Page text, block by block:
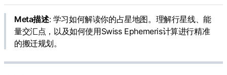
Meta描述: 学习如何解读你的占星地图。理解行星线、能
量交汇点，以及如何使用Swiss Ephemeris计算进行精准
的搬迁规划。